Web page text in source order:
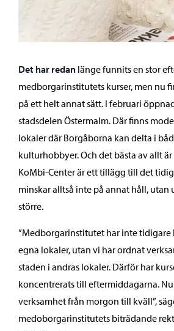
Det har redan länge funnits en stor
medborgarinstitutets kurser, men nu
på ett helt annat sätt. I februari
stadsdelen Östermalm. Där finns
lokaler där Borgåborna kan delta i
kulturhobbyer. Och det bästa av allt
KoMbi-Center är ett tillägg till det
minskar alltså inte på annat håll, utan
större.
”Medborgarinstitutet har inte tidigare
egna lokaler, utan vi har ordnat
staden i andras lokaler. Därför har
koncentrerats till eftermiddagarna.
verksamhet från morgon till kväll”,
medoborgarinstitutets biträdande